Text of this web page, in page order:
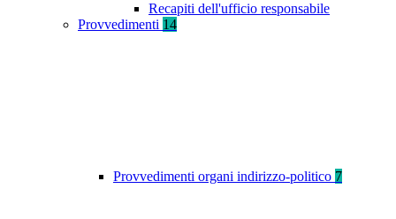
Recapiti dell'ufficio responsabile
Provvedimenti 14
Provvedimenti organi indirizzo-politico 7